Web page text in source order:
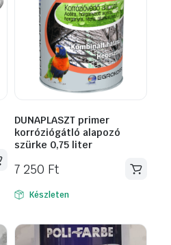
DUNAPLASZT primer
korróziógátló alapozó
szürke 0,75 liter
7 250 Ft
Készleten